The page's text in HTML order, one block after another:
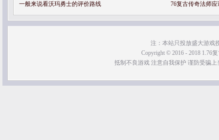
一般来说看沃玛勇士的评价路线 76复古传奇法师
注：本站只投放盛大游戏
Copyright © 2016 - 2018 1.76
抵制不良游戏 注意自我保护 谨防受骗